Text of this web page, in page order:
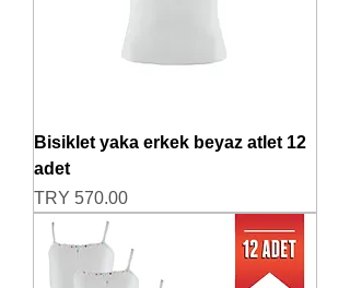
Bisiklet yaka erkek beyaz atlet 12
adet
Price
TRY 570.00